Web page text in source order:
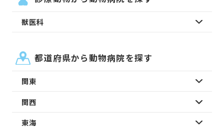
獣医科
都道府県から動物病院を探す
関東
関西
東海